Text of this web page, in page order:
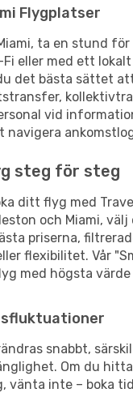
Flygplatser
ta en stund
eller med ett
det bästa sättet
vid
navigera
steg för steg
ditt flyg med
och Miami,
priserna,
flexibilitet. Vår
med högsta
snabbt,
Om du
vänta inte – boka